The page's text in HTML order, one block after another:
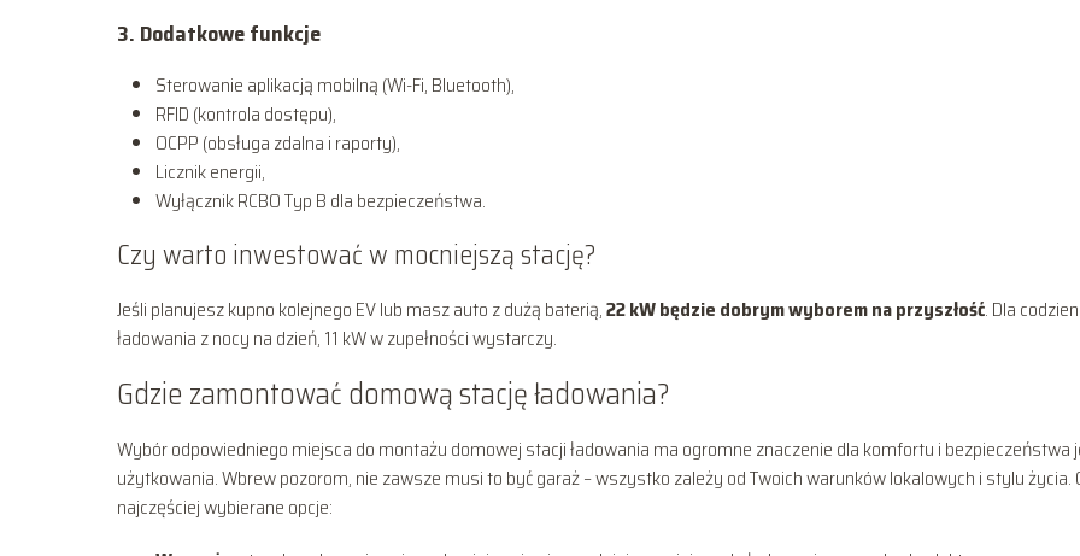
3. Dodatkowe funkcje
Sterowanie aplikacją mobilną (Wi-Fi, Bluetooth),
RFID (kontrola dostępu),
OCPP (obsługa zdalna i raporty),
Licznik energii,
Wyłącznik RCBO Typ B dla bezpieczeństwa.
Czy warto inwestować w mocniejszą stację?
Jeśli planujesz kupno kolejnego EV lub masz auto z dużą baterią,22 kW będzie dobrym wyborem na przyszłość. Dla
ładowania z nocy na dzień, 11 kW w zupełności wystarczy.
Gdzie zamontować domową stację ładowania?
Wybór odpowiedniego miejsca do montażu domowej stacji ładowania ma ogromne znaczenie dla komfortu i bezpieczeństwa
użytkowania. Wbrew pozorom, nie zawsze musi to być garaż – wszystko zależy od Twoich warunków lokalowych i stylu życia.
najczęściej wybierane opcje: